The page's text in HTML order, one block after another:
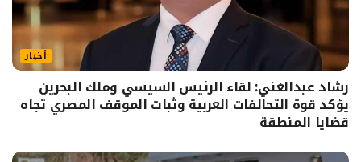
أخبار
رشاد عبدالغني: لقاء الرئيس السيسي وملك البحرين
يؤكد قوة التحالفات العربية وثبات الموقف المصري تجاه
قضايا المنطقة